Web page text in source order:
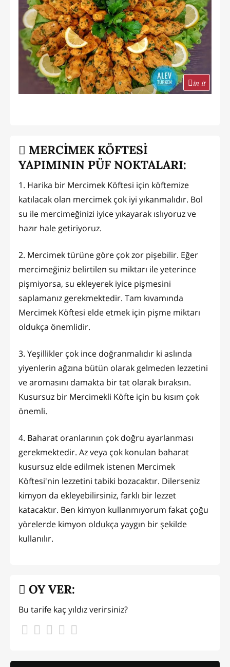
in it
MERCİMEK KÖFTESİ
YAPIMININ PÜF NOKTALARI:
1. Harika bir Mercimek Köftesi için köftemize
katılacak olan mercimek çok iyi yıkanmalıdır. Bol
su ile mercimeğinizi iyice yıkayarak ıslıyoruz ve
hazır hale getiriyoruz.
2. Mercimek türüne göre çok zor pişebilir. Eğer
mercimeğiniz belirtilen su miktarı ile yeterince
pişmiyorsa, su ekleyerek iyice pişmesini
saplamanız gerekmektedir. Tam kıvamında
Mercimek Köftesi elde etmek için pişme miktarı
oldukça önemlidir.
3. Yeşillikler çok ince doğranmalıdır ki aslında
yiyenlerin ağzına bütün olarak gelmeden lezzetini
ve aromasını damakta bir tat olarak bıraksın.
Kusursuz bir Mercimekli Köfte için bu kısım çok
önemli.
4. Baharat oranlarının çok doğru ayarlanması
gerekmektedir. Az veya çok konulan baharat
kusursuz elde edilmek istenen Mercimek
Köftesi'nin lezzetini tabiki bozacaktır. Dilerseniz
kimyon da ekleyebilirsiniz, farklı bir lezzet
katacaktır. Ben kimyon kullanmıyorum fakat çoğu
yörelerde kimyon oldukça yaygın bir şekilde
kullanılır.
OY VER:
Bu tarife kaç yıldız verirsiniz?